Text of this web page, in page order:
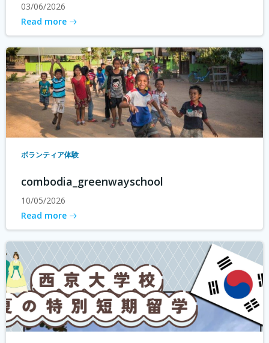
03/06/2026
Read more
ボランティア体験
combodia_greenwayschool
10/05/2026
Read more